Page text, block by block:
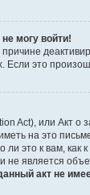
могу войти!
это
Act), или Акт
на это
это к вам,
не является
акт не